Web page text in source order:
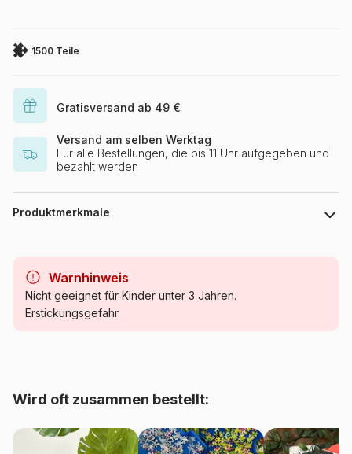
1500 Teile
Gratisversand ab 49 €
Versand am selben Werktag
Für alle Bestellungen, die bis 11 Uhr aufgegeben und
bezahlt werden
Produktmerkmale
Kategorie Puzzle - Schiffe und Boote
Artikelnummer Nathan-01882
Warnhinweis
Nicht geeignet für Kinder unter 3 Jahren.
Erstickungsgefahr.
Wird oft zusammen bestellt: